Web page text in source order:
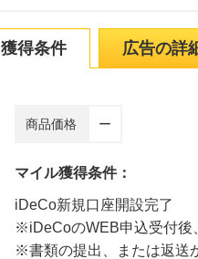
獲得条件 広告の詳
商品価格 ー
マイル獲得条件：
iDeCo新規口座開設完了
※iDeCoのWEB申込受付後
※書類の提出、または返送